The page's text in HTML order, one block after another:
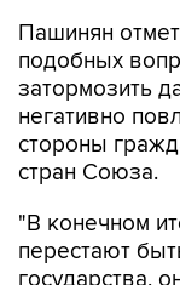
Пашинян
подобных
затормозить
негативно
стороны
стран Союза.
"В конечном
перестают